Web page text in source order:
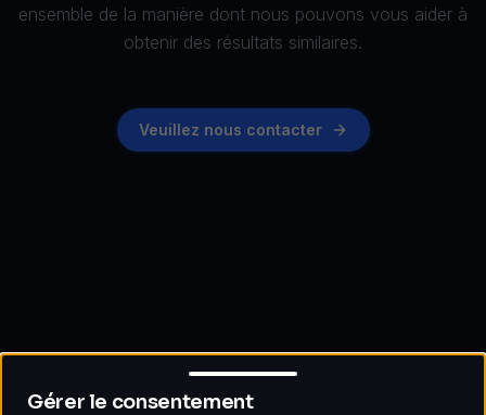
ensemble de la manière dont nous pouvons vous aider à
obtenir des résultats similaires.
Veuillez nous contacter
Gérer le consentement
Gérer le consentement